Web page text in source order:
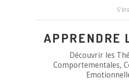
APPRENDRE
Découvrir les
Comportementales,